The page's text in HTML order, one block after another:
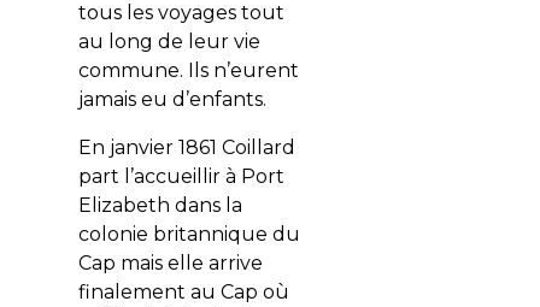
tous les voyages tout
au long de leur vie
commune. Ils n’eurent
jamais eu d’enfants.
En janvier 1861 Coillard
part l’accueillir à Port
Elizabeth dans la
colonie britannique du
Cap mais elle arrive
finalement au Cap où